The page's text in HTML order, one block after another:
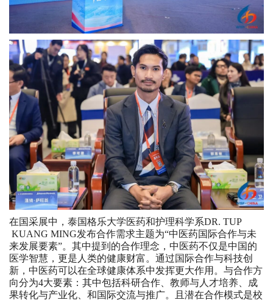
在国采展中，泰国格乐大学医药和护理科学系DR. TUP
KUANG MING发布合作需求主题为“中医药国际合作与未
来发展要素”。其中提到的合作理念，中医药不仅是中国的
医学智慧，更是人类的健康财富。通过国际合作与科技创
新，中医药可以在全球健康体系中发挥更大作用。与合作方
向分为4大要素：其中包括科研合作、教师与人才培养、成
果转化与产业化、和国际交流与推广。且潜在合作模式是校